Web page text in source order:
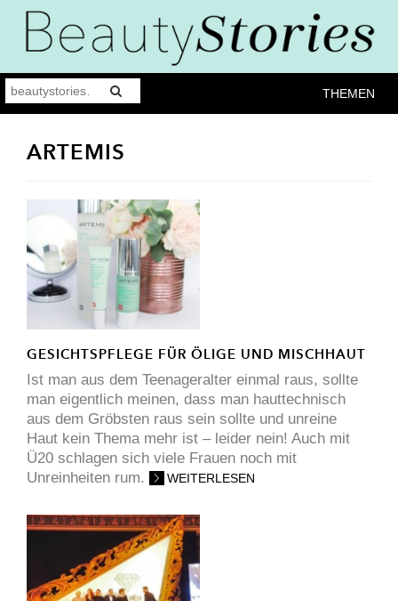
THEMEN
ARTEMIS
GESICHTSPFLEGE FÜR ÖLIGE UND MISCHHAUT
Ist man aus dem Teenageralter einmal raus, sollte
man eigentlich meinen, dass man hauttechnisch
aus dem Gröbsten raus sein sollte und unreine
Haut kein Thema mehr ist – leider nein! Auch mit
Ü20 schlagen sich viele Frauen noch mit
Unreinheiten rum.
WEITERLESEN